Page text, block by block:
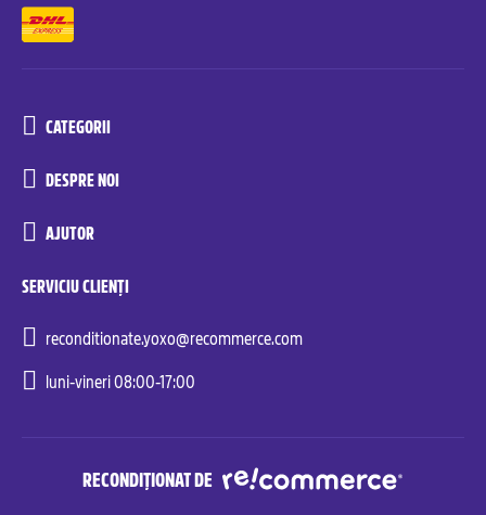
CATEGORII
DESPRE NOI
AJUTOR
SERVICIU CLIENȚI
reconditionate.yoxo@recommerce.com
luni-vineri 08:00-17:00
RECONDIȚIONAT DE